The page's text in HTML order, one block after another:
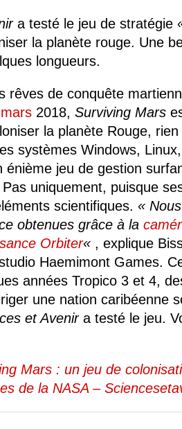
a testé le jeu de stratégie
la planète rouge. Une
longueurs.
rêves de conquête
mars 2018, Surviving Mars
la planète Rouge,
systèmes Windows,
énième jeu de gestion
uniquement, puisque
scientifiques. «
obtenues grâce à la
Orbiter« , explique
Haemimont Games.
années Tropico 3 et 4,
une nation caribéenne
et Avenir a testé le jeu.
Mars : un jeu de
de la NASA –